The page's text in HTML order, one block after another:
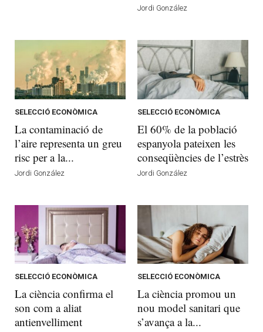
Jordi González
SELECCIÓ ECONÒMICA
La contaminació de
l’aire representa un greu
risc per a la...
Jordi González
SELECCIÓ ECONÒMICA
El 60% de la població
espanyola pateixen les
conseqüències de l’estrès
Jordi González
SELECCIÓ ECONÒMICA
La ciència confirma el
son com a aliat
antienvelliment
SELECCIÓ ECONÒMICA
La ciència promou un
nou model sanitari que
s’avança a la...